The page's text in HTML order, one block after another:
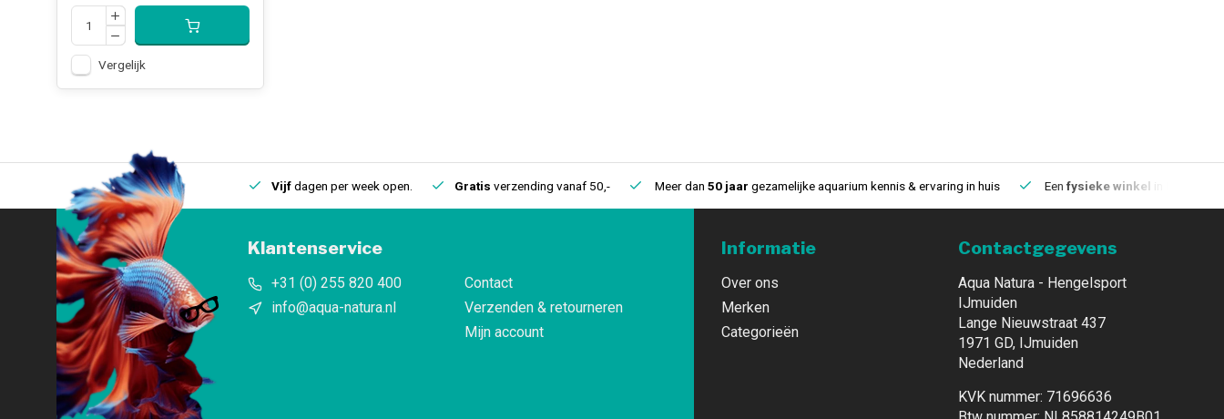
Vergelijk
Eenfysieke winkelin IJmuiden Vijfdagen per week open. Gratis verzending vanaf 50,- Meer dan 50 jaar gezamelijke aquarium kennis & ervaring in huis Een fysieke winkel
Klantenservice
+31 (0) 255 820 400
info@aqua-natura.nl
Contact
Verzenden & retourneren
Mijn account
Informatie
Over ons
Merken
Categorieën
Contactgegevens
Aqua Natura - Hengelsport
IJmuiden
Lange Nieuwstraat 437
1971 GD, IJmuiden
Nederland
KVK nummer: 71696636